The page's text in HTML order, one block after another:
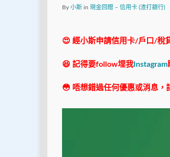
By 小斯 in 現金回贈 – 信用卡 (渣打銀行)
😍 經小斯申請信用卡/戶口/稅
😆 記得要follow埋我 Instagram
😳 唔想錯過任何優惠或消息，